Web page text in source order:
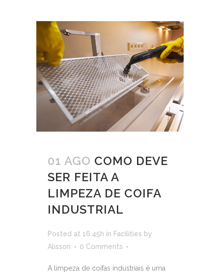
01 AGO COMO DEVE
SER FEITA A
LIMPEZA DE COIFA
INDUSTRIAL
Posted at 16:45h in Facilities by
Alisson
0 Comments
A limpeza de coifas industriais é uma